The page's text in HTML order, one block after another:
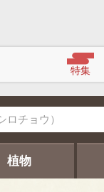
特集
植物